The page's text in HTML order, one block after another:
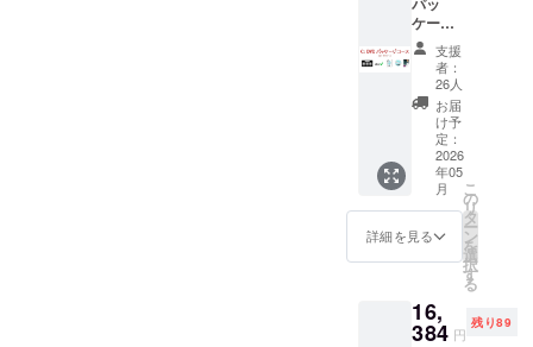
スを収
集せ
ず、
CAMPF
IREメッ
セージ
機能に
てお届
けいた
しま
す。
CAMPF
IREを退
ターン
をお届
み） ★
こうし
す！EE
公式動
画デー
タDVD
ISOイ
メージ
必ず、
本文の
各コー
スの説
明及び
覧くだ
さい。
ケージ
コース
【電
子・物
理リ
ター
ン】 ★
クレ
ジット
掲載
（希望
者の
み） ★
英語版
ビュー
参加
支援
者：
26人
お届
け予
定：
2026
年05
月
詳細を見る
こ
の
リ
タ
ー
ン
を
選
択
す
る
16,
384 円
残り89